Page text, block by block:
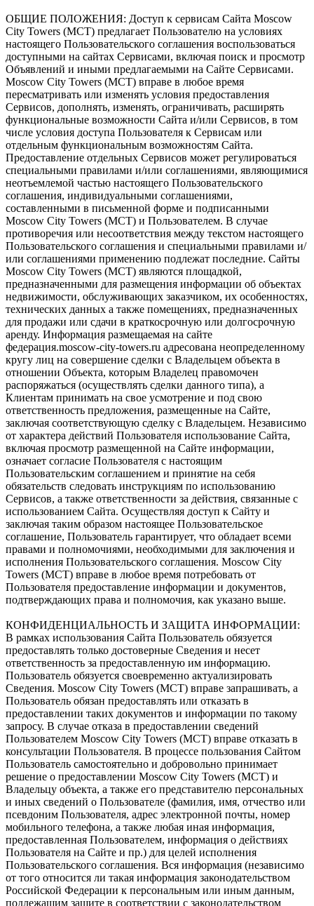
ОБЩИЕ ПОЛОЖЕНИЯ: Доступ к сервисам Сайта Moscow
City Towers (МСТ) предлагает Пользователю на условиях
настоящего Пользовательского соглашения воспользоваться
доступными на сайтах Сервисами, включая поиск и просмотр
Объявлений и иными предлагаемыми на Сайте Сервисами.
Moscow City Towers (МСТ) вправе в любое время
пересматривать или изменять условия предоставления
Сервисов, дополнять, изменять, ограничивать, расширять
функциональные возможности Сайта и/или Сервисов, в том
числе условия доступа Пользователя к Сервисам или
отдельным функциональным возможностям Сайта.
Предоставление отдельных Сервисов может регулироваться
специальными правилами и/или соглашениями, являющимися
неотъемлемой частью настоящего Пользовательского
соглашения, индивидуальными соглашениями,
составленными в письменной форме и подписанными
Moscow City Towers (МСТ) и Пользователем. В случае
противоречия или несоответствия между текстом настоящего
Пользовательского соглашения и специальными правилами и/
или соглашениями применению подлежат последние. Сайты
Moscow City Towers (МСТ) являются площадкой,
предназначенными для размещения информации об объектах
недвижимости, обслуживающих заказчиком, их особенностях,
технических данных а также помещениях, предназначенных
для продажи или сдачи в краткосрочную или долгосрочную
аренду. Информация размещаемая на сайте
федерация.moscow-city-towers.ru адресована неопределенному
кругу лиц на совершение сделки с Владельцем объекта в
отношении Объекта, которым Владелец правомочен
распоряжаться (осуществлять сделки данного типа), а
Клиентам принимать на свое усмотрение и под свою
ответственность предложения, размещенные на Сайте,
заключая соответствующую сделку с Владельцем. Независимо
от характера действий Пользователя использование Сайта,
включая просмотр размещенной на Сайте информации,
означает согласие Пользователя с настоящим
Пользовательским соглашением и принятие на себя
обязательств следовать инструкциям по использованию
Сервисов, а также ответственности за действия, связанные с
использованием Сайта. Осуществляя доступ к Сайту и
заключая таким образом настоящее Пользовательское
соглашение, Пользователь гарантирует, что обладает всеми
правами и полномочиями, необходимыми для заключения и
исполнения Пользовательского соглашения. Moscow City
Towers (МСТ) вправе в любое время потребовать от
Пользователя предоставление информации и документов,
подтверждающих права и полномочия, как указано выше.
КОНФИДЕНЦИАЛЬНОСТЬ И ЗАЩИТА ИНФОРМАЦИИ:
В рамках использования Сайта Пользователь обязуется
предоставлять только достоверные Сведения и несет
ответственность за предоставленную им информацию.
Пользователь обязуется своевременно актуализировать
Сведения. Moscow City Towers (МСТ) вправе запрашивать, а
Пользователь обязан предоставлять или отказать в
предоставлении таких документов и информации по такому
запросу. В случае отказа в предоставлении сведений
Пользователем Moscow City Towers (МСТ) вправе отказать в
консультации Пользователя. В процессе пользования Сайтом
Пользователь самостоятельно и добровольно принимает
решение о предоставлении Moscow City Towers (МСТ) и
Владельцу объекта, а также его представителю персональных
и иных сведений о Пользователе (фамилия, имя, отчество или
псевдоним Пользователя, адрес электронной почты, номер
мобильного телефона, а также любая иная информация,
предоставленная Пользователем, информация о действиях
Пользователя на Сайте и пр.) для целей исполнения
Пользовательского соглашения. Вся информация (независимо
от того относится ли такая информация законодательством
Российской Федерации к персональным или иным данным,
подлежащим защите в соответствии с законодательством